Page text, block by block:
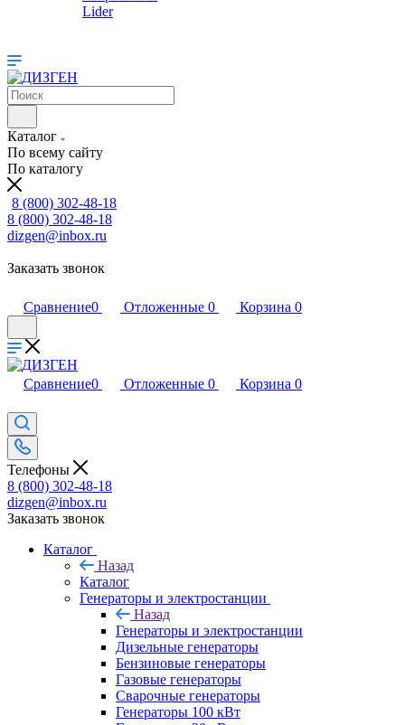
Lider
Каталог
По всему сайту
По каталогу
8 (800) 302-48-18
8 (800) 302-48-18
dizgen@inbox.ru
Заказать звонок
Сравнение0 Отложенные 0 Корзина 0
Сравнение0 Отложенные 0 Корзина 0
Телефоны
8 (800) 302-48-18
dizgen@inbox.ru
Заказать звонок
Каталог
Назад
Каталог
Генераторы и электростанции
Назад
Генераторы и электростанции
Дизельные генераторы
Бензиновые генераторы
Газовые генераторы
Сварочные генераторы
Генераторы 100 кВт